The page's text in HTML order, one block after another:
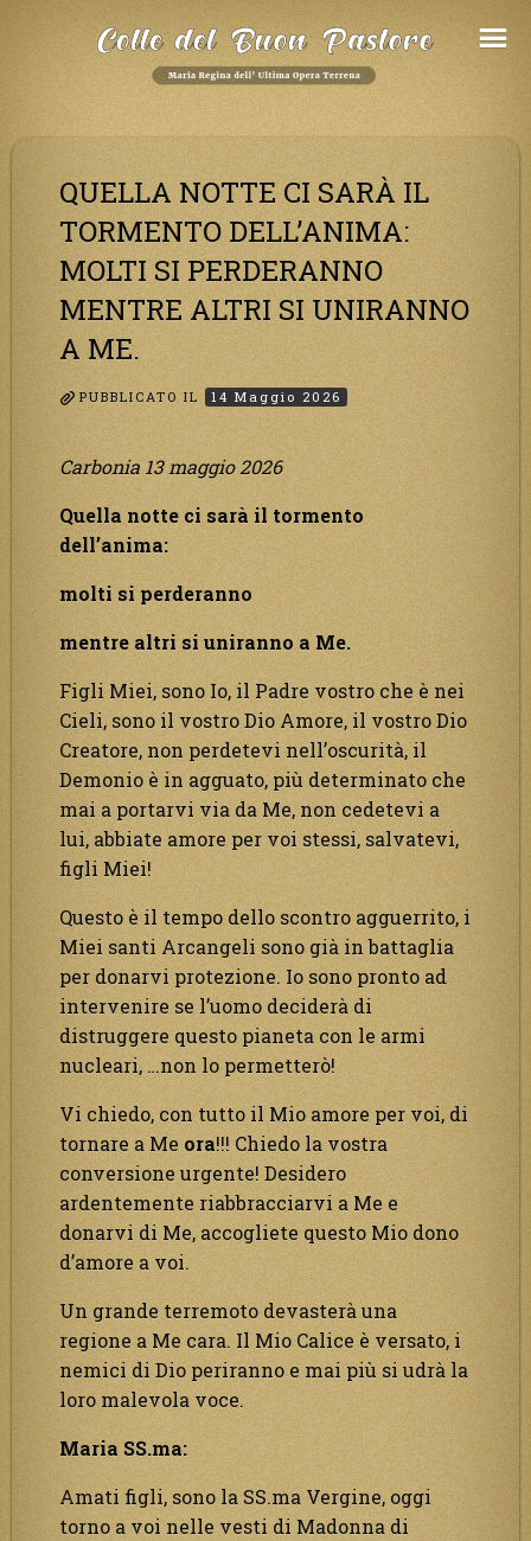
QUELLA NOTTE CI SARÀ IL
TORMENTO DELL’ANIMA:
MOLTI SI PERDERANNO
MENTRE ALTRI SI UNIRANNO
A ME.
PUBBLICATO IL 14 Maggio 2026
Carbonia 13 maggio 2026
Quella notte ci sarà il tormento
dell’anima:
molti si perderanno
mentre altri si uniranno a Me.
Figli Miei, sono Io, il Padre vostro che è nei
Cieli, sono il vostro Dio Amore, il vostro Dio
Creatore, non perdetevi nell’oscurità, il
Demonio è in agguato, più determinato che
mai a portarvi via da Me, non cedetevi a
lui, abbiate amore per voi stessi, salvatevi,
figli Miei!
Questo è il tempo dello scontro agguerrito, i
Miei santi Arcangeli sono già in battaglia
per donarvi protezione. Io sono pronto ad
intervenire se l’uomo deciderà di
distruggere questo pianeta con le armi
nucleari, …non lo permetterò!
Vi chiedo, con tutto il Mio amore per voi, di
tornare a Me ora!!! Chiedo la vostra
conversione urgente! Desidero
ardentemente riabbracciarvi a Me e
donarvi di Me, accogliete questo Mio dono
d’amore a voi.
Un grande terremoto devasterà una
regione a Me cara. Il Mio Calice è versato, i
nemici di Dio periranno e mai più si udrà la
loro malevola voce.
Maria SS.ma:
Amati figli, sono la SS.ma Vergine, oggi
torno a voi nelle vesti di Madonna di